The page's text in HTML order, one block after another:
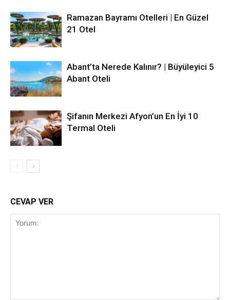
Ramazan Bayramı Otelleri | En Güzel
21 Otel
Abant’ta Nerede Kalınır? | Büyüleyici 5
Abant Oteli
Şifanın Merkezi Afyon’un En İyi 10
Termal Oteli
CEVAP VER